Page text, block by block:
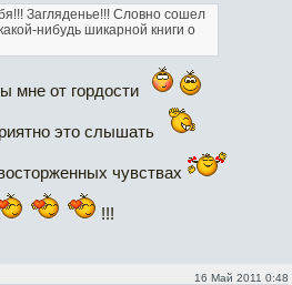
Загляденье!!! Словно сошел
нибудь шикарной книги о
мне от гордости
это слышать
чувствах
!!!
16 Май 2011 0:48